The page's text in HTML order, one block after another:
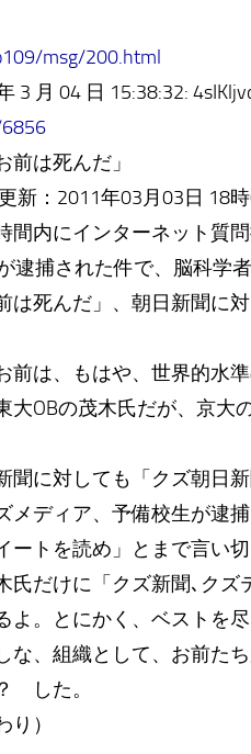
msg/200.html
3 月 04 日 15:38:32:
は死んだ」
新：2011年03月03日 18
内にインターネット質
逮捕された件で、脳科学
は死んだ」、朝日新聞に
は、もはや、世界的水準
大OBの茂木氏だが、京大
に対しても「クズ朝日
ディア、予備校生が逮
トを読め」とまで言い切
だけに「クズ新聞､クズ
よ。とにかく、ベストを
な、組織として、お前た
した。
）